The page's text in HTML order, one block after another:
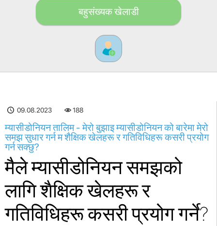
बहुसंख्यक खेलाडी
09.08.2023 189
म्यासीडोनियन तालिम - मेरो बुझाइ म्यासीडोनियन को बारेमा मेरो
समझ सुधार गर्न म शैक्षिक खेलहरू र गतिविधिहरू कसरी प्रयोग
गर्न सक्छु?
मैले म्यासीडोनियन समझको
लागि शैक्षिक खेलहरू र
गतिविधिहरू कसरी प्रयोग गर्ने?